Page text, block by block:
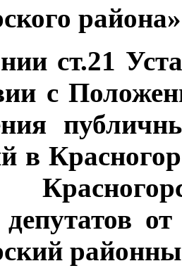
района»
ст.21
с
в